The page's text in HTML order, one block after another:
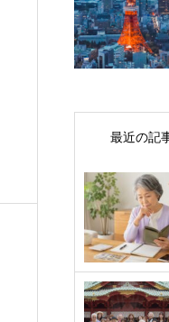
最近の記